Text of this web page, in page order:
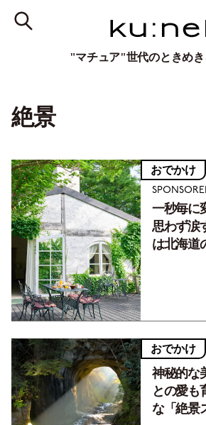
"マチュア"世代のときめき
絶景
おでかけ
一秒毎に
思わず涙
は北海道
おでかけ
神秘的な
との愛も
な「絶景